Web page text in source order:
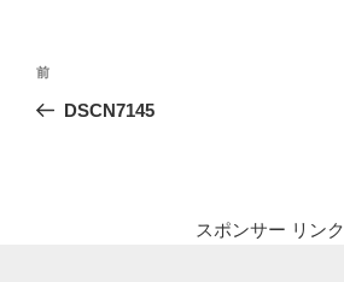
投
ナ
前
の
前
DSCN7145
スポンサー リンク